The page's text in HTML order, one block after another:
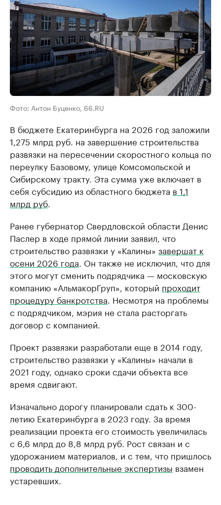
Фото: Антон Буценко, 66.RU
В бюджете Екатеринбурга на 2026 год заложили
1,275 млрд руб. на завершение строительства
развязки на пересечении скоростного кольца по
переулку Базовому, улице Комсомольской и
Сибирскому тракту. Эта сумма уже включает в
себя субсидию из областного бюджета в 1,1
млрд руб
Ранее губернатор Свердловской области Денис
Паслер в ходе прямой линии заявил, что
строительство развязки у «Калины» завершат к
осени 2026 года . Он также не исключил, что для
этого могут сменить подрядчика — московскую
компанию «АльмакорГруп», который проходит
процедуру банкротства . Несмотря на проблемы
с подрядчиком, мэрия не стала расторгать
договор с компанией.
Проект развязки разработали еще в 2014 году,
строительство развязки у «Калины» начали в
2021 году, однако сроки сдачи объекта все
время сдвигают.
Изначально дорогу планировали сдать к 300-
летию Екатеринбурга в 2023 году. За время
реализации проекта его стоимость увеличилась
с 6,6 млрд до 8,8 млрд руб. Рост связан и с
удорожанием материалов, и с тем, что пришлось
проводить дополнительные экспертизы взамен
устаревших.